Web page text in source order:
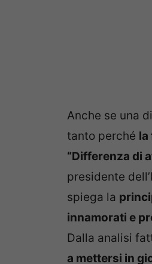
Anche se una
tanto perché la
“Differenza di
presidente
spiega la
innamorati e
Dalla analisi
a mettersi in